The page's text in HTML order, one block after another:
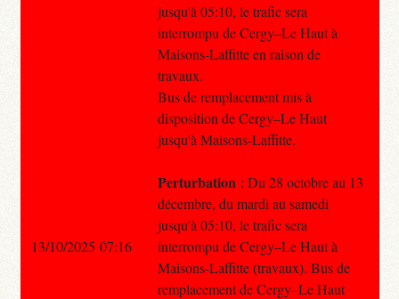
jusqu'à 05:10, le trafic sera
interrompu de Cergy–Le Haut à
Maisons-Laffitte en raison de
travaux.
Bus de remplacement mis à
disposition de Cergy–Le Haut
jusqu'à Maisons-Laffitte.
Perturbation : Du 28 octobre au 13
décembre, du mardi au samedi
jusqu'à 05:10, le trafic sera
interrompu de Cergy–Le Haut à
Maisons-Laffitte (travaux). Bus de
remplacement de Cergy–Le Haut
13/10/2025 07:16